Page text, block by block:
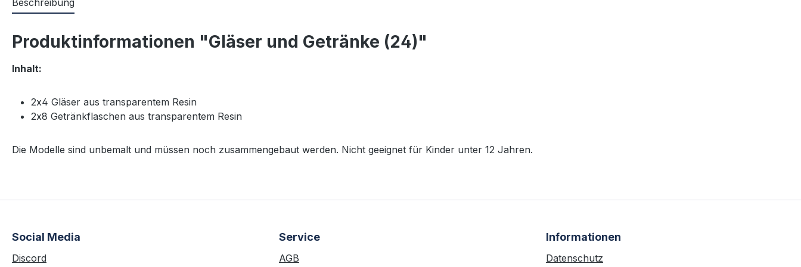
Beschreibung
Produktinformationen "Gläser und Getränke (24)"
Inhalt:
2x4 Gläser aus transparentem Resin
2x8 Getränkflaschen aus transparentem Resin
Die Modelle sind unbemalt und müssen noch zusammengebaut werden. Nicht geeignet für Kinder unter 12 Jahren.
Social Media
Discord
Service
AGB
Informationen
Datenschutz